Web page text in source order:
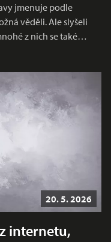
jmenuje podle
věděli. Ale slyšeli
z nich se také…
20. 5. 2026
internetu,